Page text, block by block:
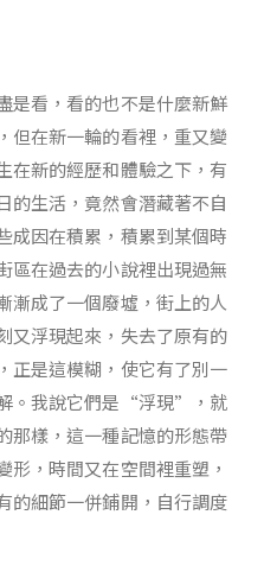
是看，看的也不是什麼新鮮
但在新一輪的看裡，重又變
在新的經歷和體驗之下，有
的生活，竟然會潛藏著不自
成因在積累，積累到某個時
區在過去的小說裡出現過無
漸成了一個廢墟，街上的人
又浮現起來，失去了原有的
正是這模糊，使它有了別一
。我說它們是“浮現”，就
那樣，這一種記憶的形態帶
形，時間又在空間裡重塑，
的細節一併鋪開，自行調度